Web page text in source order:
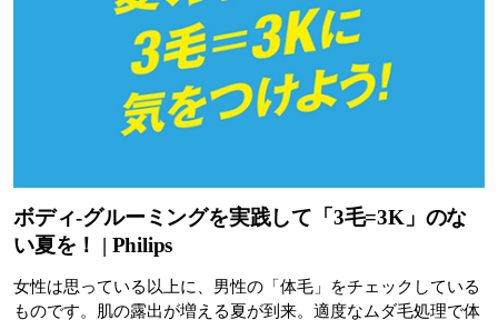
ボディ-グルーミングを実践して「3毛=3K」のな
い夏を！ | Philips
女性は思っている以上に、男性の「体毛」をチェックしている
ものです。肌の露出が増える夏が到来。適度なムダ毛処理で体